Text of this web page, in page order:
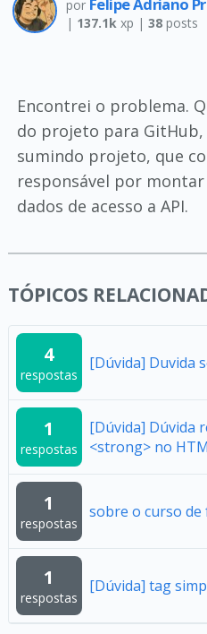
por
| 137.1k xp | 38posts
Encontrei o problema.
do projeto para GitHub,
sumindo projeto, que
responsável por
dados de acesso a API.
TÓPICOS
4
respostas
[Dúvida] Duvida
1
respostas
[Dúvida] Dúvida
<strong> no
1
respostas
sobre o curso
1
respostas
[Dúvida] tag